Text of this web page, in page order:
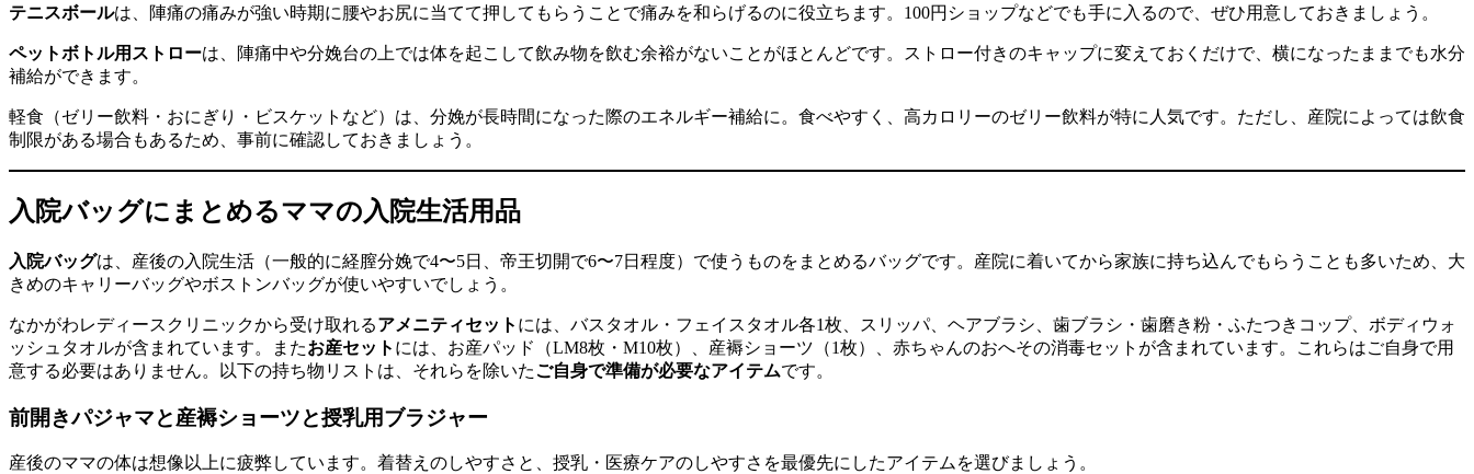
テニスボールは、陣痛の痛みが強い時期に腰やお尻に当てて押してもらうことで痛みを和らげるのに役立ちます。100円ショップなどでも手に入るので、ぜひ用意しておきましょう。
ペットボトル用ストローは、陣痛中や分娩台の上では体を起こして飲み物を飲む余裕がないことがほとんどです。ストロー付きのキャップに変えておくだけで、横になったままでも水分
補給ができます。
軽食（ゼリー飲料・おにぎり・ビスケットなど）は、分娩が長時間になった際のエネルギー補給に。食べやすく、高カロリーのゼリー飲料が特に人気です。ただし、産院によっては飲食
制限がある場合もあるため、事前に確認しておきましょう。
入院バッグにまとめるママの入院生活用品
入院バッグは、産後の入院生活（一般的に経膣分娩で4〜5日、帝王切開で6〜7日程度）で使うものをまとめるバッグです。産院に着いてから家族に持ち込んでもらうことも多いため、大
きめのキャリーバッグやボストンバッグが使いやすいでしょう。
なかがわレディースクリニックから受け取れるアメニティセット には、バスタオル・フェイスタオル各1枚、スリッパ、ヘアブラシ、歯ブラシ・歯磨き粉・ふたつきコップ、ボディウォ
ッシュタオルが含まれています。またお産セット には、お産パッド（LM8枚・M10枚）、産褥ショーツ（1枚）、赤ちゃんのおへその消毒セットが含まれています。これらはご自身で用
意する必要はありません。以下の持ち物リストは、それらを除いたご自身で準備が必要なアイテムです。
前開きパジャマと産褥ショーツと授乳用ブラジャー
産後のママの体は想像以上に疲弊しています。着替えのしやすさと、授乳・医療ケアのしやすさを最優先にしたアイテムを選びましょう。